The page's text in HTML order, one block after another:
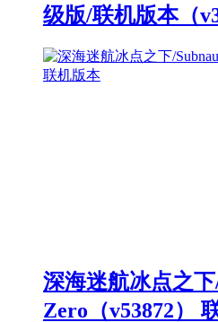
级版/联机版本（
深海迷航冰点之
Zero（v53872）